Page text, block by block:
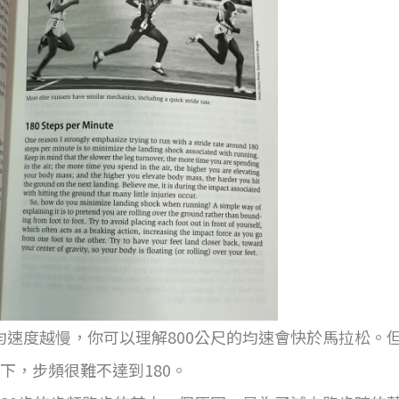
度越慢，你可以理解800公尺的均速會快於馬拉松。
，步頻很難不達到180。